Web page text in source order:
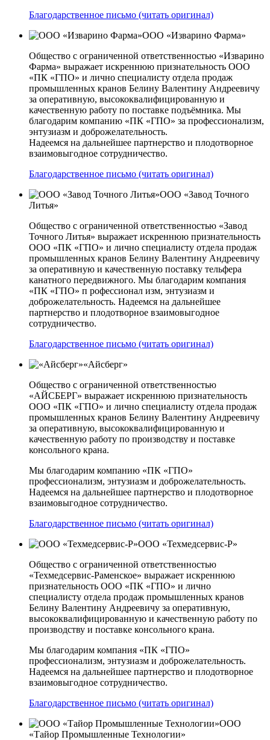
Благодарственное письмо (читать оригинал)
ООО «Изварино Фарма»
Общество с ограниченной ответственностью «Изварино
Фарма» выражает искреннюю признательность ООО
«ПК «ГПО» и лично специалисту отдела продаж
промышленных кранов Белину Валентину Андреевичу
за оперативную, высококвалифицированную и
качественную работу по поставке подъёмника. Мы
благодарим компанию «ПК «ГПО» за профессионализм,
энтузиазм и доброжелательность.
Надеемся на дальнейшее партнерство и плодотворное
взаимовыгодное сотрудничество.
Благодарственное письмо (читать оригинал)
ООО «Завод Точного
Литья»
Общество с ограниченной ответственностью «Завод
Точного Литья» выражает искреннюю признательность
ООО «ПК «ГПО» и лично специалисту отдела продаж
промышленных кранов Белину Валентину Андреевичу
за оперативную и качественную поставку тельфера
канатного передвижного. Мы благодарим компания
«ПК «ГПО» п рофессионал изм, энтузиазм и
доброжелательность. Надеемся на дальнейшее
партнерство и плодотворное взаимовыгодное
сотрудничество.
Благодарственное письмо (читать оригинал)
«Айсберг»
Общество с ограниченной ответственностью
«АЙСБЕРГ» выражает искреннюю признательность
ООО «ПК «ГПО» и лично специалисту отдела продаж
промышленных кранов Белину Валентину Андреевичу
за оперативную, высококвалифицированную и
качественную работу по производству и поставке
консольного крана.
Мы благодарим компанию «ПК «ГПО»
профессионализм, энтузиазм и доброжелательность.
Надеемся на дальнейшее партнерство и плодотворное
взаимовыгодное сотрудничество.
Благодарственное письмо (читать оригинал)
ООО «Техмедсервис-Р»
Общество с ограниченной ответственностью
«Техмедсервис-Раменское» выражает искреннюю
признательность ООО «ПК «ГПО» и лично
специалисту отдела продаж промышленных кранов
Белину Валентину Андреевичу за оперативную,
высококвалифицированную и качественную работу по
производству и поставке консольного крана.
Мы благодарим компания «ПК «ГПО»
профессионализм, энтузиазм и доброжелательность.
Надеемся на дальнейшее партнерство и плодотворное
взаимовыгодное сотрудничество.
Благодарственное письмо (читать оригинал)
ООО
«Тайор Промышленные Технологии»